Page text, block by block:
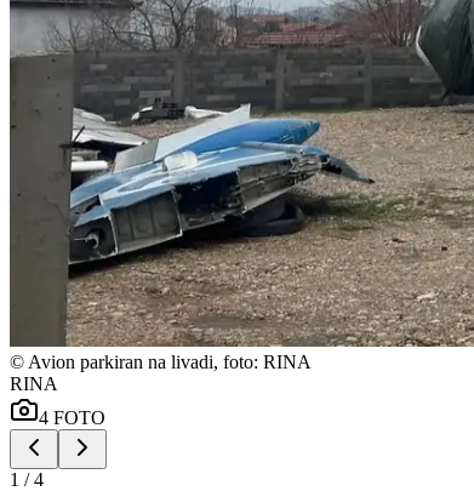
© Avion parkiran na livadi, foto: RINA
RINA
4 FOTO
1 /4